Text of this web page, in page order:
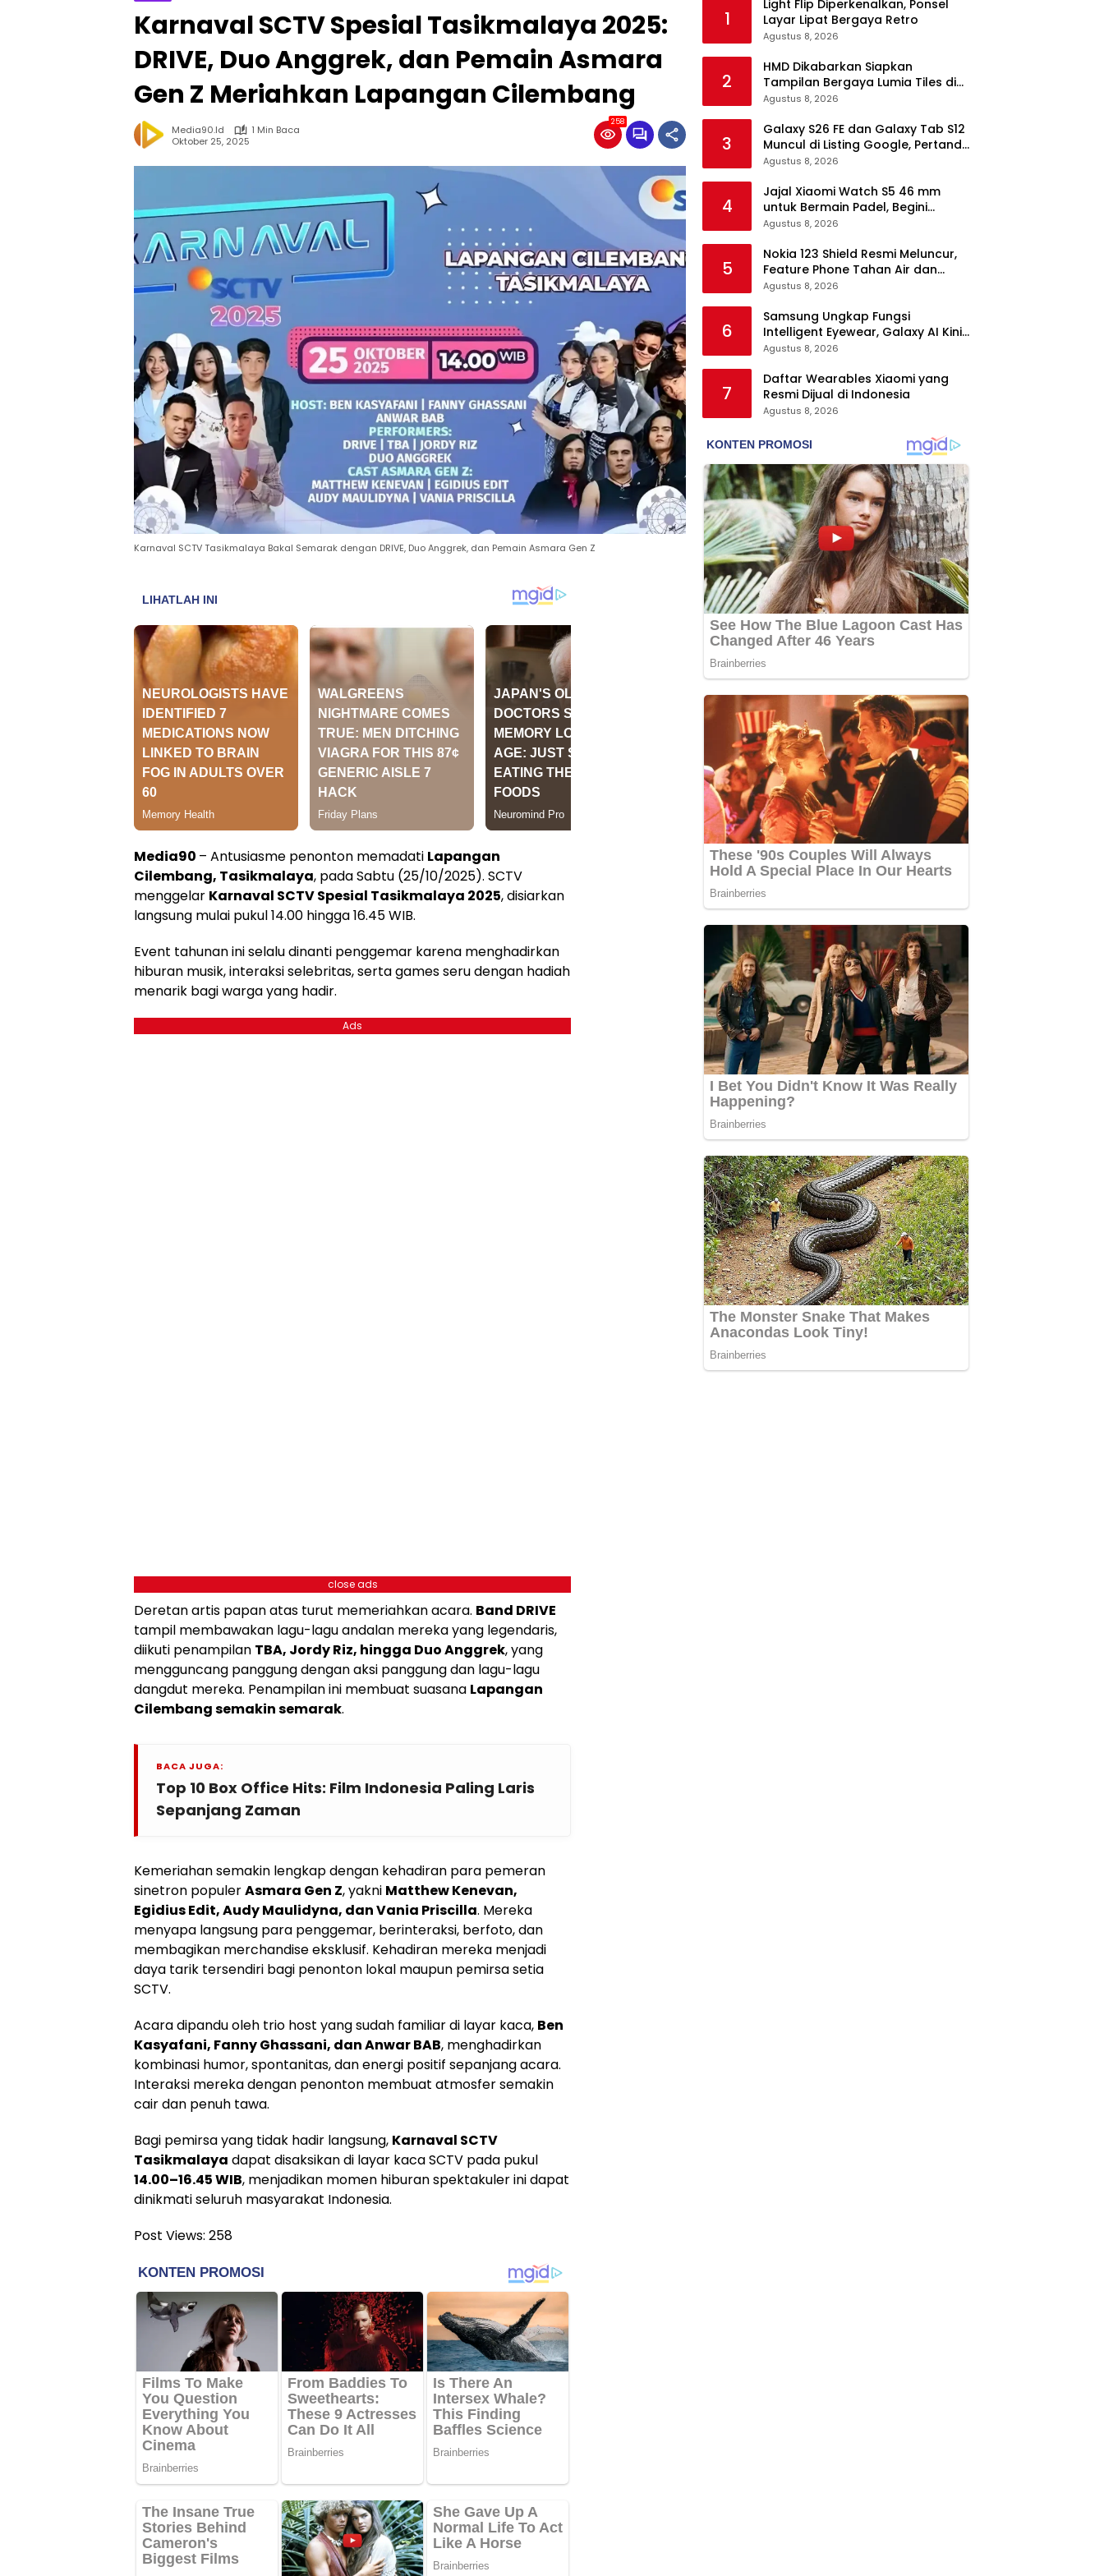
Karnaval SCTV Spesial Tasikmalaya 2025:
DRIVE, Duo Anggrek, dan Pemain Asmara
Gen Z Meriahkan Lapangan Cilembang
Media90.id
1 Min Baca
Oktober 25, 2025
258
Karnaval SCTV Tasikmalaya Bakal Semarak dengan DRIVE, Duo Anggrek, dan Pemain Asmara Gen Z
Media90 – Antusiasme penonton memadati Lapangan
Cilembang, Tasikmalaya, pada Sabtu (25/10/2025). SCTV
menggelar Karnaval SCTV Spesial Tasikmalaya 2025, disiarkan
langsung mulai pukul 14.00 hingga 16.45 WIB.
Event tahunan ini selalu dinanti penggemar karena menghadirkan
hiburan musik, interaksi selebritas, serta games seru dengan hadiah
menarik bagi warga yang hadir.
Ads
close ads
Deretan artis papan atas turut memeriahkan acara. Band DRIVE
tampil membawakan lagu-lagu andalan mereka yang legendaris,
diikuti penampilan TBA, Jordy Riz, hingga Duo Anggrek, yang
mengguncang panggung dengan aksi panggung dan lagu-lagu
dangdut mereka. Penampilan ini membuat suasana Lapangan
Cilembang semakin semarak.
BACA JUGA:
Top 10 Box Office Hits: Film Indonesia Paling Laris
Sepanjang Zaman
Kemeriahan semakin lengkap dengan kehadiran para pemeran
sinetron populerAsmara Gen Z, yakni Matthew Kenevan,
Egidius Edit, Audy Maulidyna, dan Vania Priscilla. Mereka
menyapa langsung para penggemar, berinteraksi, berfoto, dan
membagikan merchandise eksklusif. Kehadiran mereka menjadi
daya tarik tersendiri bagi penonton lokal maupun pemirsa setia
SCTV.
Acara dipandu oleh trio host yang sudah familiar di layar kaca, Ben
Kasyafani, Fanny Ghassani, dan Anwar BAB, menghadirkan
kombinasi humor, spontanitas, dan energi positif sepanjang acara.
Interaksi mereka dengan penonton membuat atmosfer semakin
cair dan penuh tawa.
Bagi pemirsa yang tidak hadir langsung, Karnaval SCTV
Tasikmalaya dapat disaksikan di layar kaca SCTV pada pukul
14.00–16.45 WIB, menjadikan momen hiburan spektakuler ini dapat
dinikmati seluruh masyarakat Indonesia.
Post Views: 258
1
Light Flip Diperkenalkan, Ponsel
Layar Lipat Bergaya Retro
Agustus 8, 2026
2
HMD Dikabarkan Siapkan
Tampilan Bergaya Lumia Tiles di
Ponsel Android
Agustus 8, 2026
3
Galaxy S26 FE dan Galaxy Tab S12
Muncul di Listing Google, Pertanda
Segera Rilis?
Agustus 8, 2026
4
Jajal Xiaomi Watch S5 46 mm
untuk Bermain Padel, Begini
Kemampuannya
Agustus 8, 2026
5
Nokia 123 Shield Resmi Meluncur,
Feature Phone Tahan Air dan
Debu
Agustus 8, 2026
6
Samsung Ungkap Fungsi
Intelligent Eyewear, Galaxy AI Kini
Bisa Diakses Tanpa Layar
Agustus 8, 2026
7
Daftar Wearables Xiaomi yang
Resmi Dijual di Indonesia
Agustus 8, 2026